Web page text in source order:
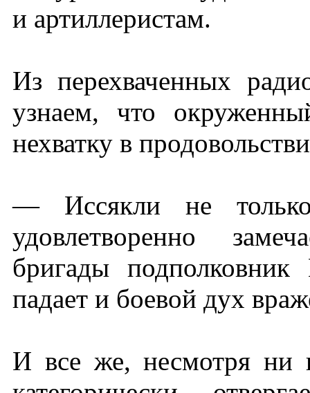
и артиллеристам.
Из перехваченных
узнаем, что
нехватку в
— Иссякли не
удовлетворенно
бригады
падает и боевой дух
И все же, несмотря ни